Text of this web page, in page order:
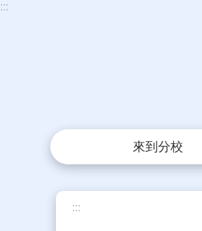
跳到主要內容區塊
:::
來到分校
:::